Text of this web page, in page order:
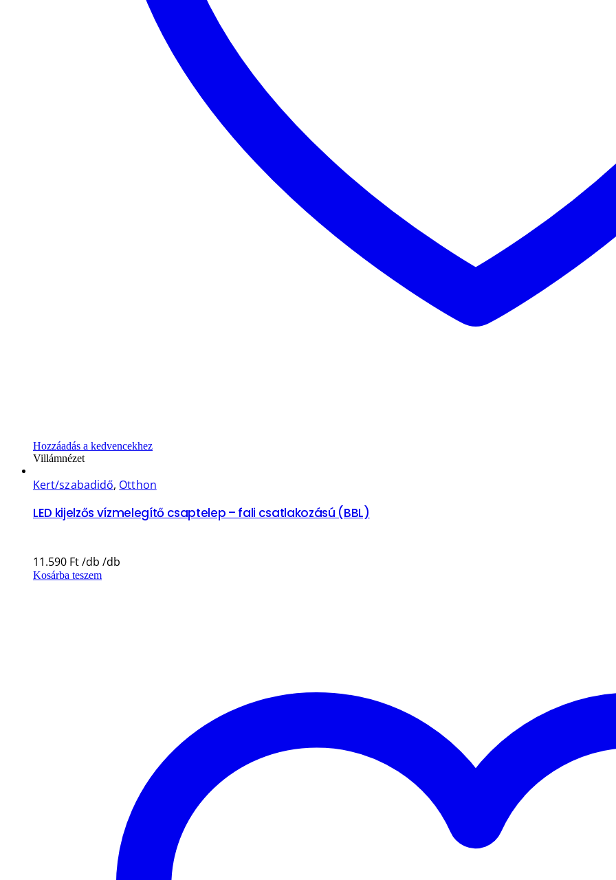
Hozzáadás a kedvencekhez
Villámnézet
Kert/szabadidő, Otthon
LED kijelzős vízmelegítő csaptelep – fali csatlakozású (BBL)
11.590 Ft
Kosárba teszem